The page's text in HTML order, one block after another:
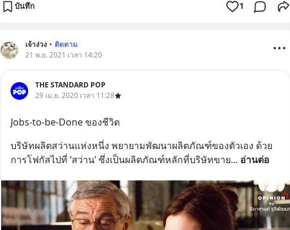
บันทึก 1
เจ้าง่วง • ติดตาม
21 พ.ย. 2021 เวลา 14:20
THE STANDARD POP
29 เม.ย. 2020 เวลา 11:28
Jobs-to-be-Done ของชีวิต
บริษัทผลิตสว่านแห่งหนึ่ง พยายามพัฒนาผลิตภัณฑ์ของตัวเอง ด้วย
การโฟกัสไปที่ ‘สว่าน’ ซึ่งเป็นผลิตภัณฑ์หลักที่บริษัทขาย... อ่านต่อ